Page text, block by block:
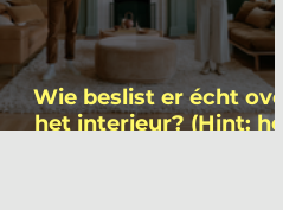
Wie beslist er écht over
het interieur? (Hint: het